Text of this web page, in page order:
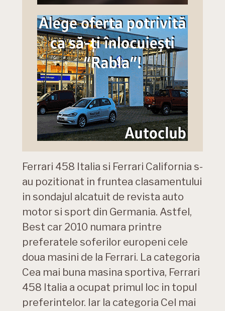
Ferrari 458 Italia si Ferrari California s-
au pozitionat in fruntea clasamentului
in sondajul alcatuit de revista auto
motor si sport din Germania. Astfel,
Best car 2010 numara printre
preferatele soferilor europeni cele
doua masini de la Ferrari. La categoria
Cea mai buna masina sportiva, Ferrari
458 Italia a ocupat primul loc in topul
preferintelor. Iar la categoria Cel mai